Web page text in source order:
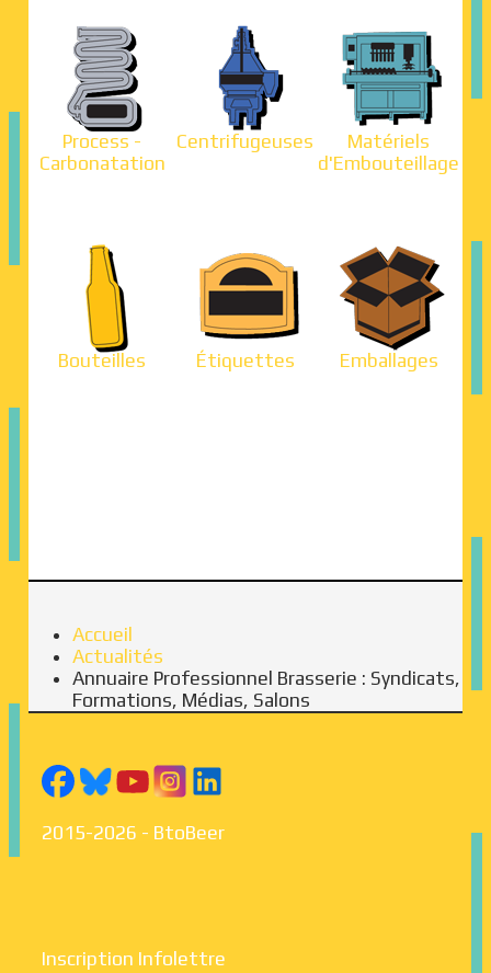
Process -
Carbonatation
Centrifugeuses
Matériels
d'Embouteillage
Bouteilles Étiquettes Emballages
Accueil
Actualités
Annuaire Professionnel Brasserie : Syndicats,
Formations, Médias, Salons
2015-2026 - BtoBeer
Inscription Infolettre